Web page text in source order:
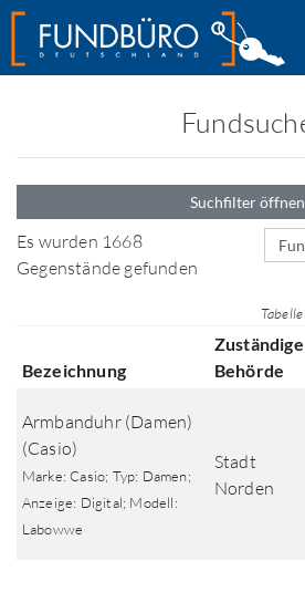
Suchfilter öffnen
Es wurden 1668
Gegenstände gefunden
Bezeichnung
Zuständige
Behörde
Armbanduhr (Damen)
(Casio)
Marke: Casio; Typ: Damen;
Anzeige: Digital; Modell:
Labowwe
Stadt
Norden